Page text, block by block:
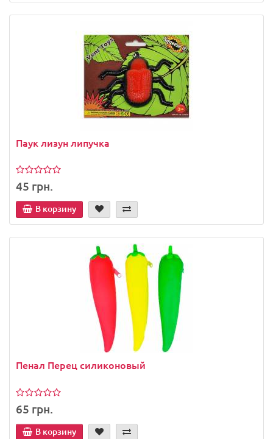
Паук лизун липучка
45 грн.
В корзину
Пенал Перец силиконовый
65 грн.
В корзину